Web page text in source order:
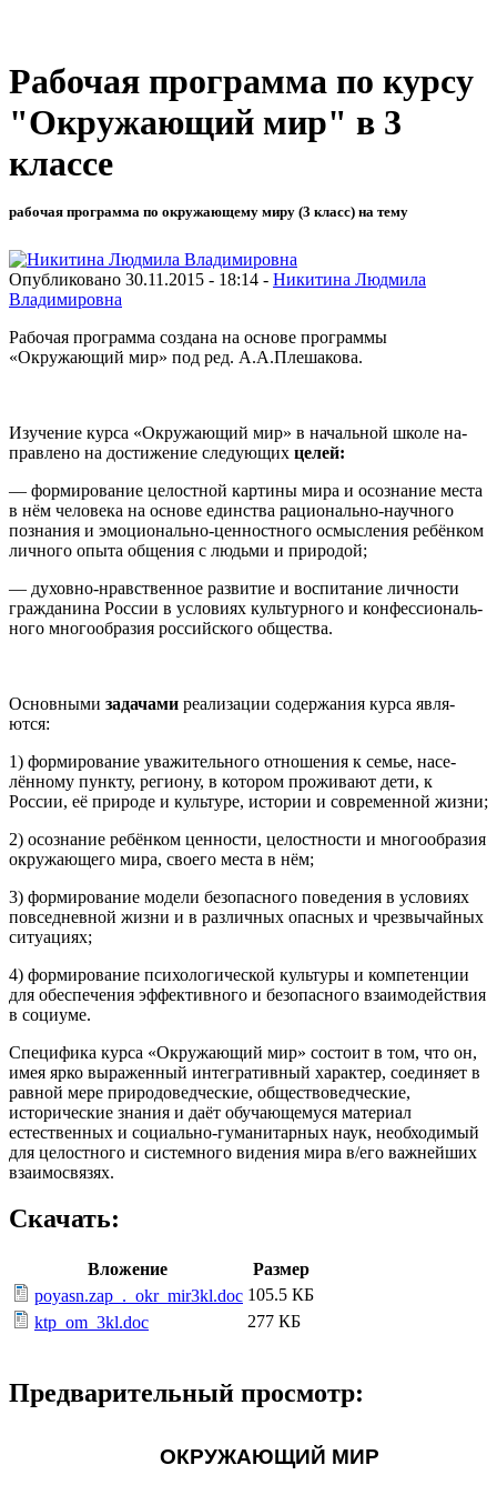
Рабочая программа по курсу
"Окружающий мир" в 3
классе
рабочая программа по окружающему миру (3 класс) на тему
Опубликовано 30.11.2015 - 18:14 - Никитина Людмила
Владимировна
Рабочая программа создана на основе программы
«Окружающий мир» под ред. А.А.Плешакова.
Изучение курса «Окружающий мир» в начальной школе на­
правлено на достижение следующих целей:
— формирование целостной картины мира и осознание ме­ста
в нём человека на основе единства рационально-научного
познания и эмоционально-ценностного осмысления ребёнком
личного опыта общения с людьми и природой;
— духовно-нравственное развитие и воспитание личности
гражданина России в условиях культурного и конфессиональ­
ного многообразия российского общества.
Основными задачами реализации содержания курса явля­
ются:
1) формирование уважительного отношения к семье, насе­
лённому пункту, региону, в котором проживают дети, к
России, её природе и культуре, истории и современной жизни;
2) осознание ребёнком ценности, целостности и многообразия
окружающего мира, своего места в нём;
3) формирование модели безопасного поведения в условиях
повседневной жизни и в различных опасных и чрезвычайных
ситуациях;
4) формирование психологической культуры и компетенции
для обеспечения эффективного и безопасного взаимодействия
в социуме.
Специфика курса «Окружающий мир» состоит в том, что он,
имея ярко выраженный интегративный характер, соеди­няет в
равной мере природоведческие, обществоведческие,
исторические знания и даёт обучающемуся материал
естественных и социально-гуманитарных наук, необходимый
для целостного и системного видения мира в/его важнейших
взаимосвязях.
Скачать:
Вложение
Размер
poyasn.zap_._okr_mir3kl.doc 105.5 КБ
ktp_om_3kl.doc
277 КБ
Предварительный просмотр:
ОКРУЖАЮЩИЙ МИР